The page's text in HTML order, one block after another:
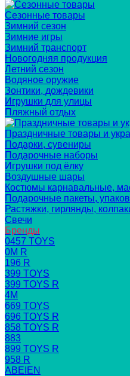
Сезонные товары
Зимний сезон
Зимние игры
Зимний транспорт
Новогодняя продукция
Летний сезон
Водяное оружие
Зонтики, дождевики
Игрушки для улицы
Пляжный отдых
Праздничные товары и
Подарки, сувениры
Подарочные наборы
Игрушки под ёлку
Воздушные шары
Костюмы карнавальные,
Подарочные пакеты,
Растяжки, гирлянды,
Свечи
Бренды
0457 TOYS
0M R
196 R
399 TOYS
399 TOYS R
4M
669 TOYS
696 TOYS R
858 TOYS R
883
899 TOYS R
958 R
ABEIEN